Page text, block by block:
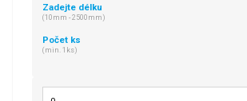
Zadejte délku
(10mm - 2500mm)
Počet ks
(min. 1ks)